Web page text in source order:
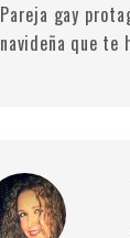
Pareja gay
navideña que te